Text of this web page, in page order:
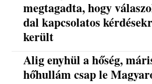
megtagadta, hogy
dal kapcsolatos
került
Alig enyhül a hőség,
hőhullám csap le